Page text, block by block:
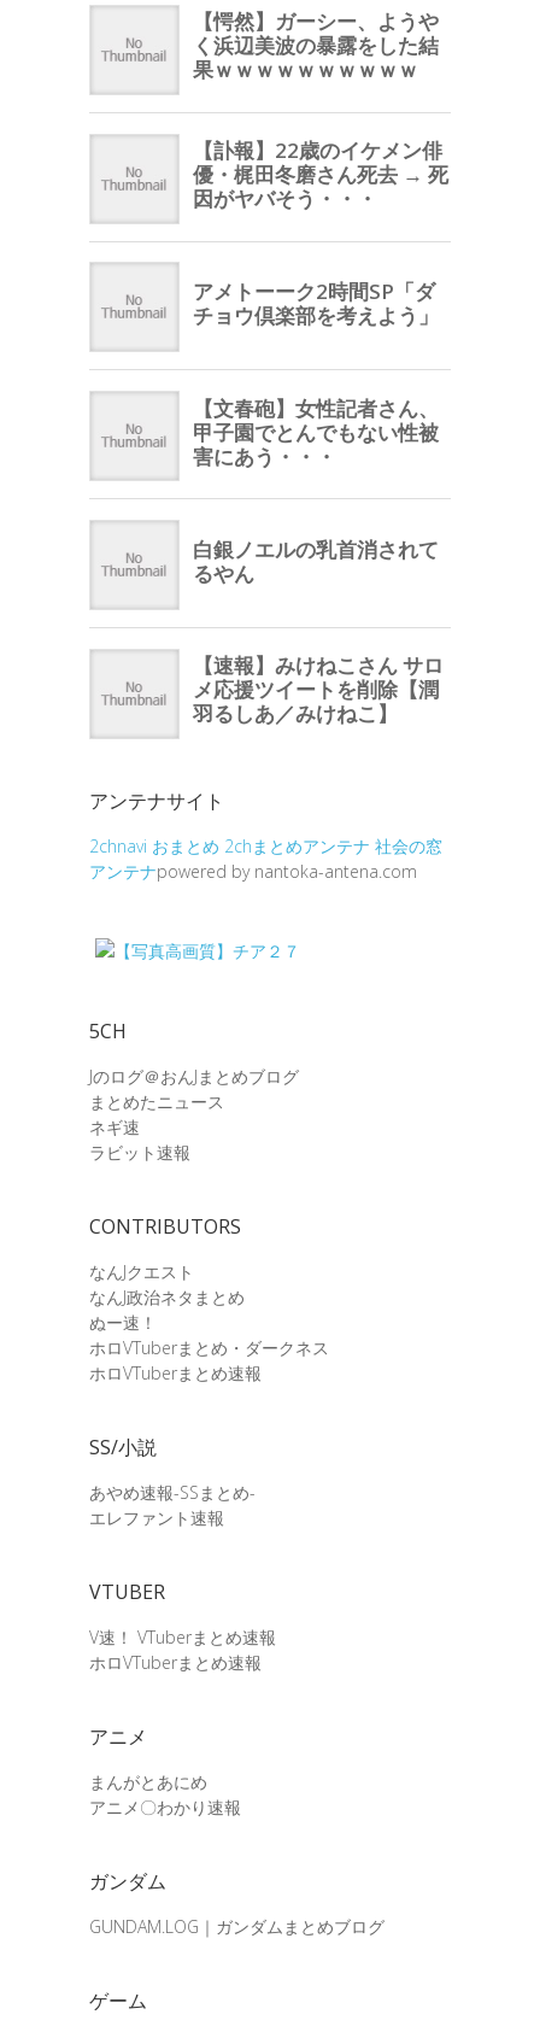
アンテナサイト
2chnavi おまとめ 2chまとめアンテナ 社会の窓
アンテナpowered by nantoka-antena.com
5CH
Jのログ＠おんJまとめブログ
まとめたニュース
ネギ速
ラビット速報
CONTRIBUTORS
なんJクエスト
なんJ政治ネタまとめ
ぬー速！
ホロVTuberまとめ・ダークネス
ホロVTuberまとめ速報
SS/小説
あやめ速報-SSまとめ-
エレファント速報
VTUBER
V速！ VTuberまとめ速報
ホロVTuberまとめ速報
アニメ
まんがとあにめ
アニメ〇わかり速報
ガンダム
GUNDAM.LOG｜ガンダムまとめブログ
ゲーム